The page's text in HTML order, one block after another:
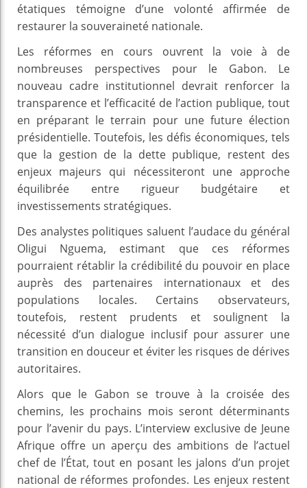
étatiques témoigne d’une volonté affirmée de
restaurer la souveraineté nationale.
Les réformes en cours ouvrent la voie à de
nombreuses perspectives pour le Gabon. Le
nouveau cadre institutionnel devrait renforcer la
transparence et l’efficacité de l’action publique, tout
en préparant le terrain pour une future élection
présidentielle. Toutefois, les défis économiques, tels
que la gestion de la dette publique, restent des
enjeux majeurs qui nécessiteront une approche
équilibrée entre rigueur budgétaire et
investissements stratégiques.
Des analystes politiques saluent l’audace du général
Oligui Nguema, estimant que ces réformes
pourraient rétablir la crédibilité du pouvoir en place
auprès des partenaires internationaux et des
populations locales. Certains observateurs,
toutefois, restent prudents et soulignent la
nécessité d’un dialogue inclusif pour assurer une
transition en douceur et éviter les risques de dérives
autoritaires.
Alors que le Gabon se trouve à la croisée des
chemins, les prochains mois seront déterminants
pour l’avenir du pays. L’interview exclusive de Jeune
Afrique offre un aperçu des ambitions de l’actuel
chef de l’État, tout en posant les jalons d’un projet
national de réformes profondes. Les enjeux restent